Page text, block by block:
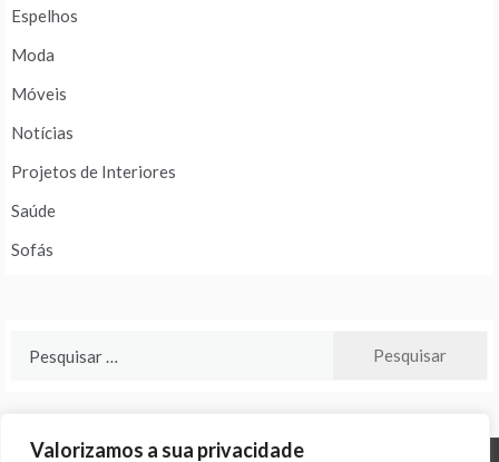
Valorizamos a sua privacidade
Espelhos
Moda
Móveis
Notícias
Projetos de Interiores
Saúde
Sofás